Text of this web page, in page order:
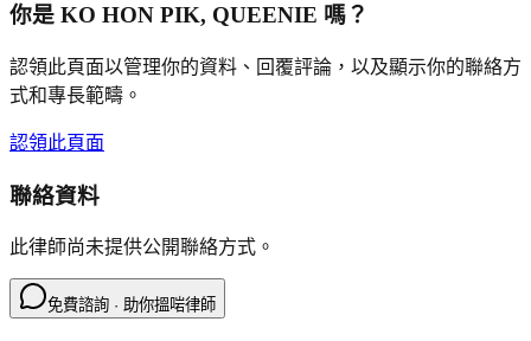
你是 KO HON PIK, QUEENIE 嗎？
認領此頁面以管理你的資料、回覆評論，以及顯示你的聯絡方
式和專長範疇。
認領此頁面
聯絡資料
此律師尚未提供公開聯絡方式。
免費諮詢 · 助你搵啱律師